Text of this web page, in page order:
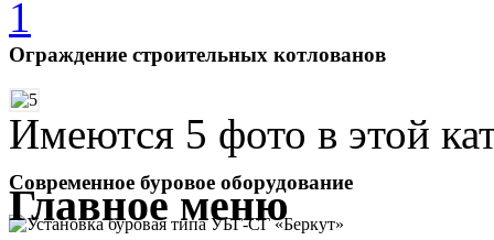
Ограждение строительных котлованов
Современное буровое оборудование
Имеются 5 фото в этой
Главное меню